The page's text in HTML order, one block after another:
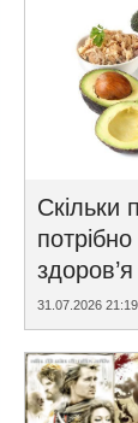
Скільки
здоров’я
31.07.2026 21:19